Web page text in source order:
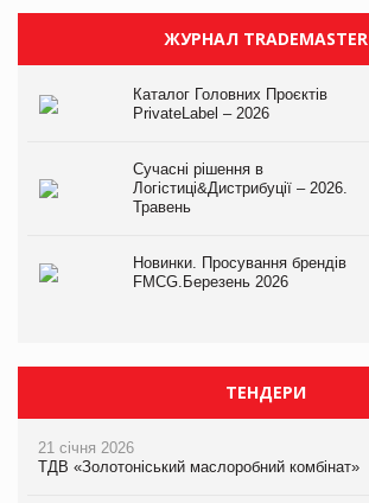
ЖУРНАЛ TRADEMASTER
Каталог Головних Проєктів
PrivateLabel – 2026
Сучасні рішення в
Логістиці&Дистрибуції – 2026.
Травень
Новинки. Просування брендів
FMCG.Березень 2026
ТЕНДЕРИ
21 січня 2026
ТДВ «Золотоніський маслоробний комбінат»